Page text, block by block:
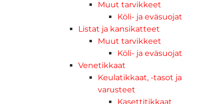
Muut tarvikkeet
Köli- ja eväsuojat
Listat ja kansikatteet
Muut tarvikkeet
Köli- ja eväsuojat
Venetikkaat
Keulatikkaat, -tasot ja
varusteet
Kasettitikkaat